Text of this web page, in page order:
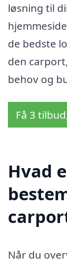
løsning til
de bedste
den
behov og
Få 3
Hvad
Når du